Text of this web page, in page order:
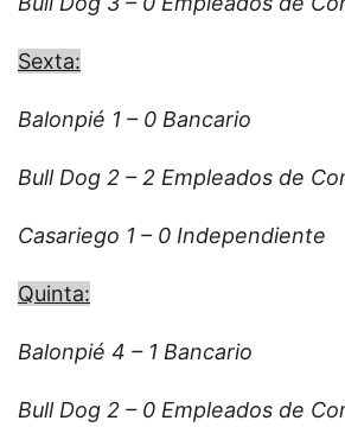
Sexta:
Balonpié 1 – 0 Bancario
Bull Dog 2 – 2 Empleados de
Casariego 1 – 0 Independiente
Quinta:
Balonpié 4 – 1 Bancario
Bull Dog 2 – 0 Empleados de